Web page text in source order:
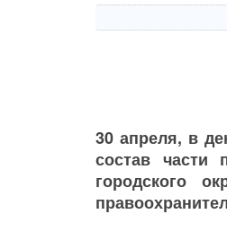
30 апреля, в
состав части
городского